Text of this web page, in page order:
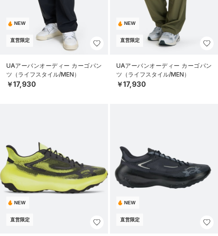
NEW
直営限定
UAアーバンオーディー カーゴパン
ツ（ライフスタイル/MEN）
￥17,930
NEW
直営限定
UAアーバンオーディー カーゴパン
ツ（ライフスタイル/MEN）
￥17,930
NEW
直営限定
NEW
直営限定